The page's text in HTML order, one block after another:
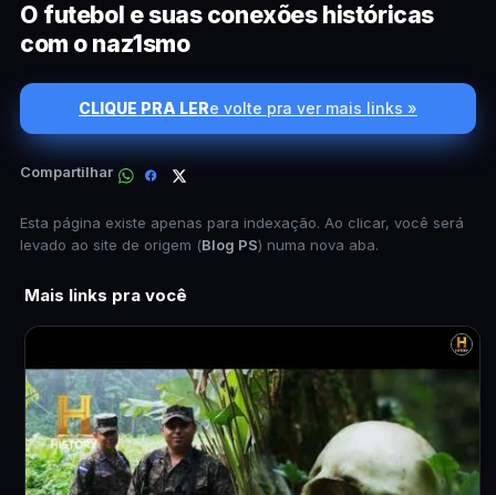
O futebol e suas conexões históricas
com o naz1smo
CLIQUE PRA LERe volte pra ver mais links »
Compartilhar
Esta página existe apenas para indexação. Ao clicar, você será
levado ao site de origem (Blog PS) numa nova aba.
Mais links pra você